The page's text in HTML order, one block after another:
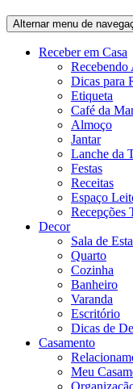
Alternar menu de
Recebendo
Dicas para
Etiqueta
Café da
Almoço
Jantar
Lanche da
Festas
Receitas
Espaço
Recepções
Decor
Quarto
Cozinha
Banheiro
Varanda
Escritório
Dicas de
Casamento
Meu